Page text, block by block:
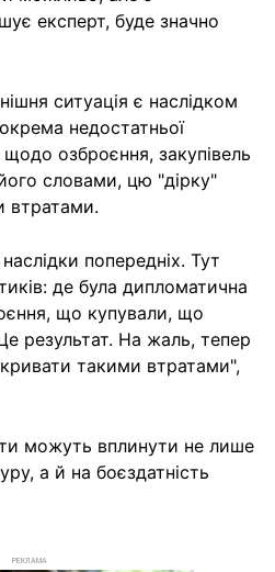
експерт, буде значно
ситуація є наслідком
недостатньої
озброєння, закупівель
словами, цю "дірку"
втратами.
попередніх. Тут
де була дипломатична
що купували, що
результат. На жаль, тепер
такими втратами",
можуть вплинути не лише
а й на боєздатність
РЕКЛАМА